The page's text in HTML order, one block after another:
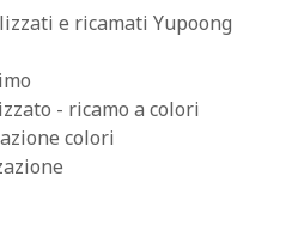
e ricamati Yupoong
- ricamo a colori
colori